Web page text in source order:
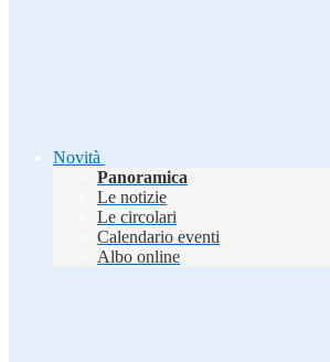
Novità
Panoramica
Le notizie
Le circolari
Calendario eventi
Albo online